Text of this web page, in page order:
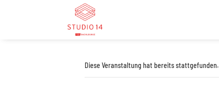
Diese Veranstaltung hat bereits stattgefunden.